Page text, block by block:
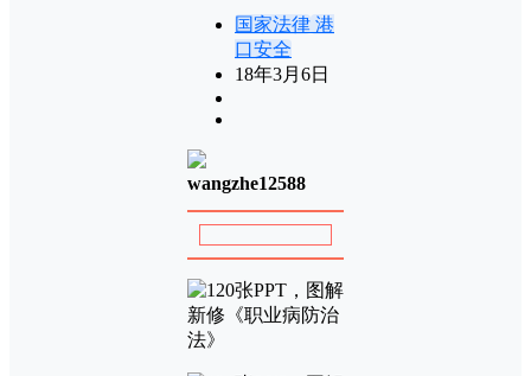
国家法律 港
口安全
18年3月6日
wangzhe12588